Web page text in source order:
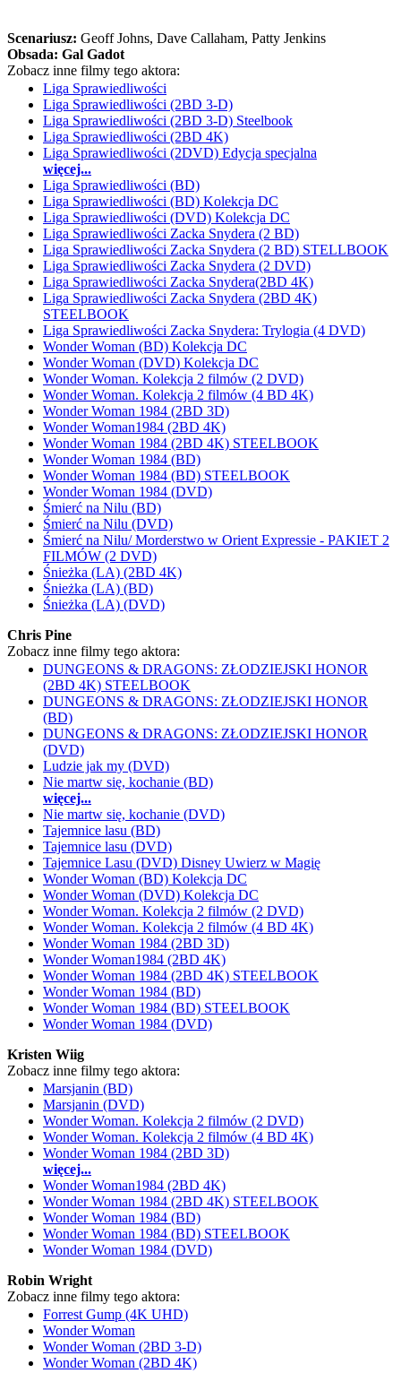
Scenariusz: Geoff Johns, Dave Callaham, Patty Jenkins
Obsada: Gal Gadot
Zobacz inne filmy tego aktora:
Liga Sprawiedliwości
Liga Sprawiedliwości (2BD 3-D)
Liga Sprawiedliwości (2BD 3-D) Steelbook
Liga Sprawiedliwości (2BD 4K)
Liga Sprawiedliwości (2DVD) Edycja specjalna
więcej...
Liga Sprawiedliwości (BD)
Liga Sprawiedliwości (BD) Kolekcja DC
Liga Sprawiedliwości (DVD) Kolekcja DC
Liga Sprawiedliwości Zacka Snydera (2 BD)
Liga Sprawiedliwości Zacka Snydera (2 BD) STELLBOOK
Liga Sprawiedliwości Zacka Snydera (2 DVD)
Liga Sprawiedliwości Zacka Snydera(2BD 4K)
Liga Sprawiedliwości Zacka Snydera (2BD 4K)
STEELBOOK
Liga Sprawiedliwości Zacka Snydera: Trylogia (4 DVD)
Wonder Woman (BD) Kolekcja DC
Wonder Woman (DVD) Kolekcja DC
Wonder Woman. Kolekcja 2 filmów (2 DVD)
Wonder Woman. Kolekcja 2 filmów (4 BD 4K)
Wonder Woman 1984 (2BD 3D)
Wonder Woman1984 (2BD 4K)
Wonder Woman 1984 (2BD 4K) STEELBOOK
Wonder Woman 1984 (BD)
Wonder Woman 1984 (BD) STEELBOOK
Wonder Woman 1984 (DVD)
Śmierć na Nilu (BD)
Śmierć na Nilu (DVD)
Śmierć na Nilu/ Morderstwo w Orient Expressie - PAKIET 2
FILMÓW (2 DVD)
Śnieżka (LA) (2BD 4K)
Śnieżka (LA) (BD)
Śnieżka (LA) (DVD)
Chris Pine
Zobacz inne filmy tego aktora:
DUNGEONS & DRAGONS: ZŁODZIEJSKI HONOR
(2BD 4K) STEELBOOK
DUNGEONS & DRAGONS: ZŁODZIEJSKI HONOR
(BD)
DUNGEONS & DRAGONS: ZŁODZIEJSKI HONOR
(DVD)
Ludzie jak my (DVD)
Nie martw się, kochanie (BD)
więcej...
Nie martw się, kochanie (DVD)
Tajemnice lasu (BD)
Tajemnice lasu (DVD)
Tajemnice Lasu (DVD) Disney Uwierz w Magię
Wonder Woman (BD) Kolekcja DC
Wonder Woman (DVD) Kolekcja DC
Wonder Woman. Kolekcja 2 filmów (2 DVD)
Wonder Woman. Kolekcja 2 filmów (4 BD 4K)
Wonder Woman 1984 (2BD 3D)
Wonder Woman1984 (2BD 4K)
Wonder Woman 1984 (2BD 4K) STEELBOOK
Wonder Woman 1984 (BD)
Wonder Woman 1984 (BD) STEELBOOK
Wonder Woman 1984 (DVD)
Kristen Wiig
Zobacz inne filmy tego aktora:
Marsjanin (BD)
Marsjanin (DVD)
Wonder Woman. Kolekcja 2 filmów (2 DVD)
Wonder Woman. Kolekcja 2 filmów (4 BD 4K)
Wonder Woman 1984 (2BD 3D)
więcej...
Wonder Woman1984 (2BD 4K)
Wonder Woman 1984 (2BD 4K) STEELBOOK
Wonder Woman 1984 (BD)
Wonder Woman 1984 (BD) STEELBOOK
Wonder Woman 1984 (DVD)
Robin Wright
Zobacz inne filmy tego aktora:
Forrest Gump (4K UHD)
Wonder Woman
Wonder Woman (2BD 3-D)
Wonder Woman (2BD 4K)